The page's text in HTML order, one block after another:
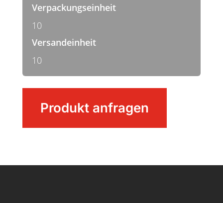
eckigProdukt anfragen
Verpackungseinheit
10
Versandeinheit
10